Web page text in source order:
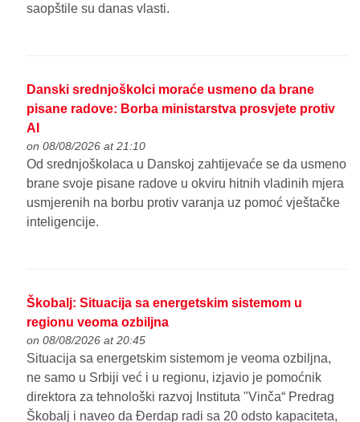
saopštile su danas vlasti.
Danski srednjoškolci moraće usmeno da brane
pisane radove: Borba ministarstva prosvjete protiv
AI
on 08/08/2026 at 21:10
Od srednjoškolaca u Danskoj zahtijevaće se da usmeno
brane svoje pisane radove u okviru hitnih vladinih mjera
usmjerenih na borbu protiv varanja uz pomoć vještačke
inteligencije.
Škobalj: Situacija sa energetskim sistemom u
regionu veoma ozbiljna
on 08/08/2026 at 20:45
Situacija sa energetskim sistemom je veoma ozbiljna,
ne samo u Srbiji već i u regionu, izjavio je pomoćnik
direktora za tehnološki razvoj Instituta "Vinča“ Predrag
Škobalj i naveo da Đerdap radi sa 20 odsto kapaciteta,